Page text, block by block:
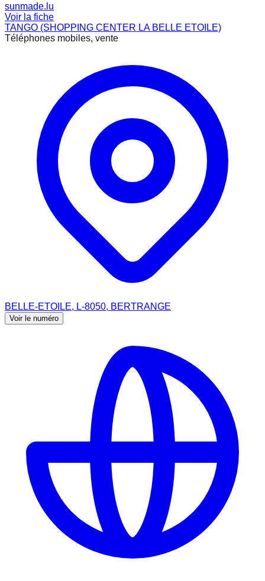
sunmade.lu
Voir la fiche
TANGO (SHOPPING CENTER LA BELLE ETOILE)
Téléphones mobiles, vente
BELLE-ETOILE, L-8050, BERTRANGE
Voir le numéro